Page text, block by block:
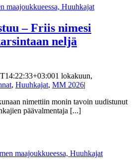
– Friis nimesi
neljä
1 lokakuun,
, Huuhkajat, MM 2026|
nimettiin monin tavoin uudistunut
päävalmentaja [...]